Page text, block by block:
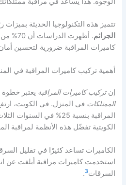
تتميز هذه التكنولوجيا الحديثة
الجرائم
. أظهرت
كاميرات المراقبة ضرورية لتحسين
أهمية تركيب كاميرات المراقبة في
إنتركيب كاميرات المراقبة يعتبر
الممتلكات في المنزل. في الكويت،
الكويتية تفضّل هذه الأنظمة لمراقبة
استخدمت كاميرات مراقبة أبلغت عن
السرقات3
.